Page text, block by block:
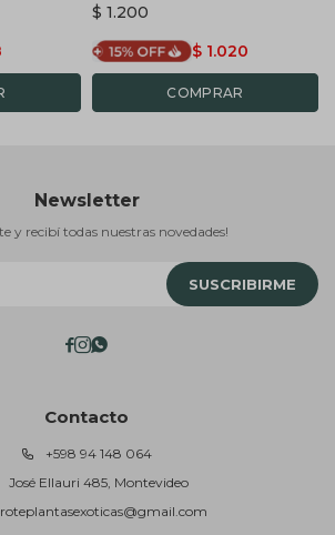
$ 1.200
$ 1.020
Contacto
+598 94 148 064
José Ellauri 485, Montevideo
Newsletter
y recibí todas nuestras novedades!
SUSCRIBIRME
